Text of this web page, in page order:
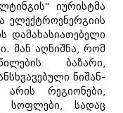
იურისტმა
ელექტროენერგიის
დამახასიათებელი
მან აღნიშნა, რომ
ბაზარი,
ნიშან-
არის რეგიონები,
სოფლები, სადაც